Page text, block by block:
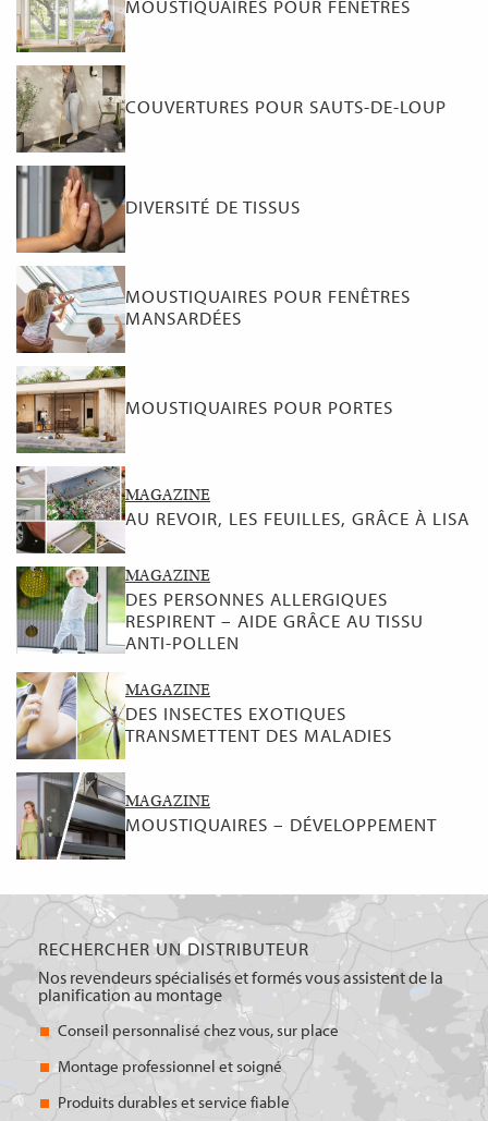
MOUSTIQUAIRES POUR FENÊTRES
COUVERTURES POUR SAUTS-DE-LOUP
DIVERSITÉ DE TISSUS
MOUSTIQUAIRES POUR FENÊTRES
MANSARDÉES
MOUSTIQUAIRES POUR PORTES
MAGAZINE
AU REVOIR, LES FEUILLES, GRÂCE À LISA
MAGAZINE
DES PERSONNES ALLERGIQUES
RESPIRENT – AIDE GRÂCE AU TISSU
ANTI-POLLEN
MAGAZINE
DES INSECTES EXOTIQUES
TRANSMETTENT DES MALADIES
MAGAZINE
MOUSTIQUAIRES – DÉVELOPPEMENT
RECHERCHER UN DISTRIBUTEUR
Nos revendeurs spécialisés et formés vous assistent de la
planification au montage
Conseil personnalisé chez vous, sur place
Montage professionnel et soigné
Produits durables et service fiable